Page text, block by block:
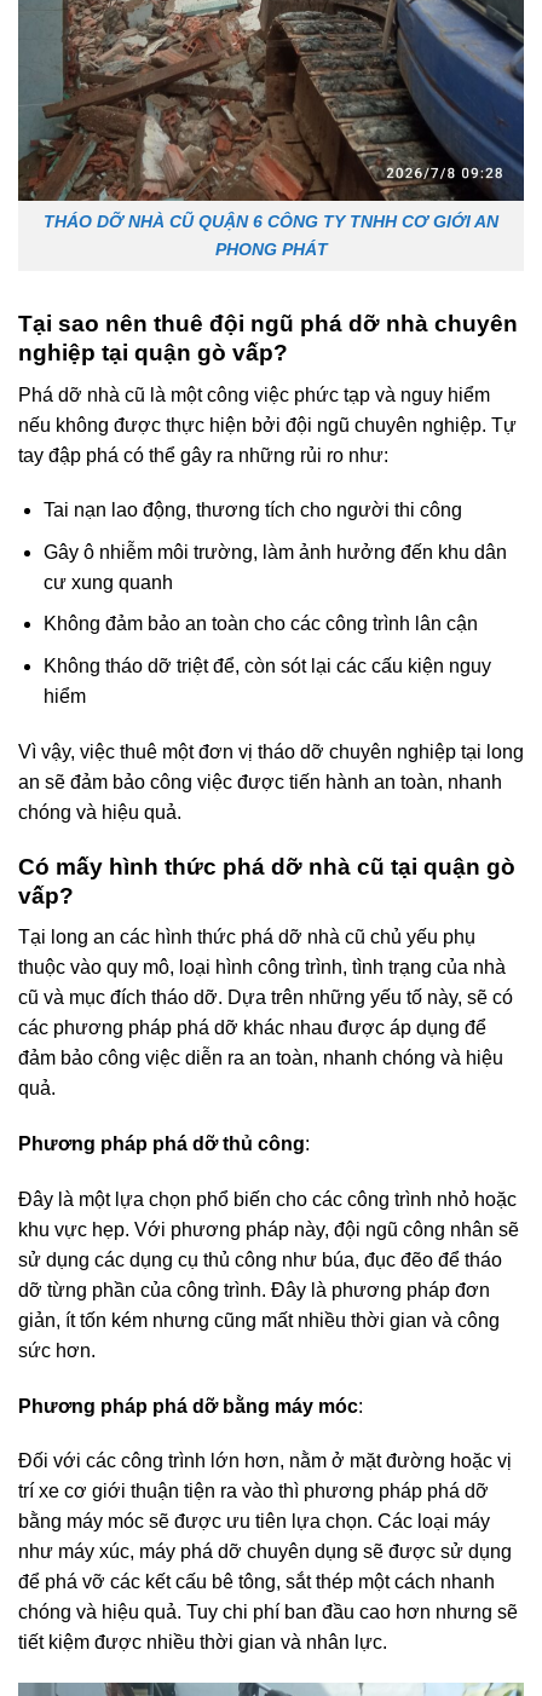
THÁO DỠ NHÀ CŨ QUẬN 6 CÔNG TY TNHH CƠ GIỚI AN
PHONG PHÁT
Tại sao nên thuê đội ngũ phá dỡ nhà chuyên
nghiệp tại quận gò vấp?
Phá dỡ nhà cũ là một công việc phức tạp và nguy hiểm
nếu không được thực hiện bởi đội ngũ chuyên nghiệp. Tự
tay đập phá có thể gây ra những rủi ro như:
Tai nạn lao động, thương tích cho người thi công
Gây ô nhiễm môi trường, làm ảnh hưởng đến khu dân
cư xung quanh
Không đảm bảo an toàn cho các công trình lân cận
Không tháo dỡ triệt để, còn sót lại các cấu kiện nguy
hiểm
Vì vậy, việc thuê một đơn vị tháo dỡ chuyên nghiệp tại long
an sẽ đảm bảo công việc được tiến hành an toàn, nhanh
chóng và hiệu quả.
Có mấy hình thức phá dỡ nhà cũ tại quận gò
vấp?
Tại long an các hình thức phá dỡ nhà cũ chủ yếu phụ
thuộc vào quy mô, loại hình công trình, tình trạng của nhà
cũ và mục đích tháo dỡ. Dựa trên những yếu tố này, sẽ có
các phương pháp phá dỡ khác nhau được áp dụng để
đảm bảo công việc diễn ra an toàn, nhanh chóng và hiệu
quả.
Phương pháp phá dỡ thủ công:
Đây là một lựa chọn phổ biến cho các công trình nhỏ hoặc
khu vực hẹp. Với phương pháp này, đội ngũ công nhân sẽ
sử dụng các dụng cụ thủ công như búa, đục đẽo để tháo
dỡ từng phần của công trình. Đây là phương pháp đơn
giản, ít tốn kém nhưng cũng mất nhiều thời gian và công
sức hơn.
Phương pháp phá dỡ bằng máy móc:
Đối với các công trình lớn hơn, nằm ở mặt đường hoặc vị
trí xe cơ giới thuận tiện ra vào thì phương pháp phá dỡ
bằng máy móc sẽ được ưu tiên lựa chọn. Các loại máy
như máy xúc, máy phá dỡ chuyên dụng sẽ được sử dụng
để phá vỡ các kết cấu bê tông, sắt thép một cách nhanh
chóng và hiệu quả. Tuy chi phí ban đầu cao hơn nhưng sẽ
tiết kiệm được nhiều thời gian và nhân lực.